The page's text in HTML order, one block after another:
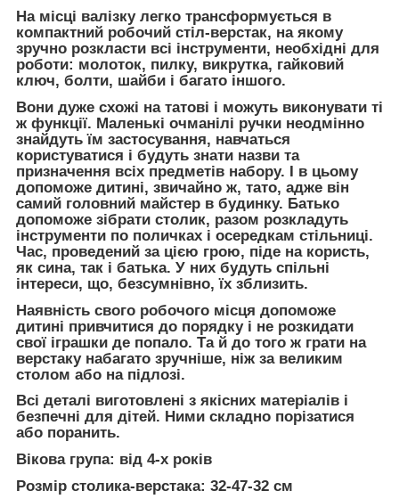
На місці валізку легко трансформується в
компактний робочий стіл-верстак, на якому
зручно розкласти всі інструменти, необхідні для
роботи: молоток, пилку, викрутка, гайковий
ключ, болти, шайби і багато іншого.
Вони дуже схожі на татові і можуть виконувати ті
ж функції. Маленькі очманілі ручки неодмінно
знайдуть їм застосування, навчаться
користуватися і будуть знати назви та
призначення всіх предметів набору. І в цьому
допоможе дитині, звичайно ж, тато, адже він
самий головний майстер в будинку. Батько
допоможе зібрати столик, разом розкладуть
інструменти по поличках і осередкам стільниці.
Час, проведений за цією грою, піде на користь,
як сина, так і батька. У них будуть спільні
інтереси, що, безсумнівно, їх зблизить.
Наявність свого робочого місця допоможе
дитині привчитися до порядку і не розкидати
свої іграшки де попало. Та й до того ж грати на
верстаку набагато зручніше, ніж за великим
столом або на підлозі.
Всі деталі виготовлені з якісних матеріалів і
безпечні для дітей. Ними складно порізатися
або поранить.
Вікова група: від 4-х років
Розмір столика-верстака: 32-47-32 см